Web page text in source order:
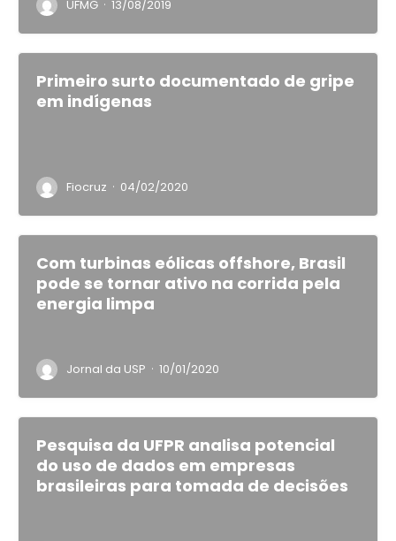
UFMG · 13/08/2019
Primeiro surto documentado de gripe
em indígenas
Fiocruz · 04/02/2020
Com turbinas eólicas offshore, Brasil
pode se tornar ativo na corrida pela
energia limpa
Jornal da USP · 10/01/2020
Pesquisa da UFPR analisa potencial
do uso de dados em empresas
brasileiras para tomada de decisões